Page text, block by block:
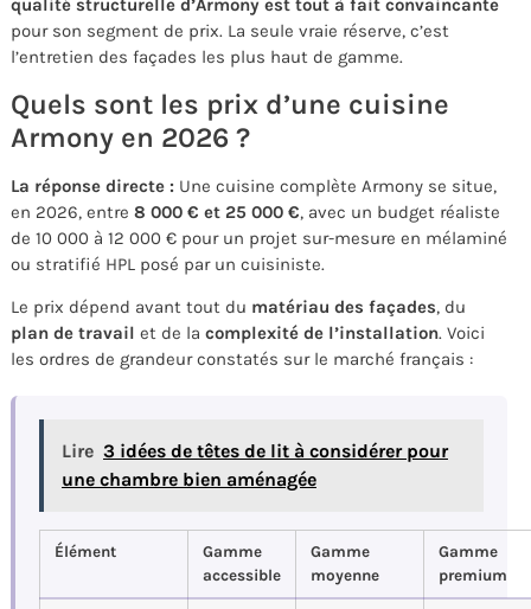
qualité structurelle d’Armony est tout à fait convaincante
pour son segment de prix. La seule vraie réserve, c’est
l’entretien des façades les plus haut de gamme.
Quels sont les prix d’une cuisine
Armony en 2026 ?
La réponse directe : Une cuisine complète Armony se situe,
en 2026, entre 8 000 € et 25 000 €, avec un budget réaliste
de 10 000 à 12 000 € pour un projet sur-mesure en mélaminé
ou stratifié HPL posé par un cuisiniste.
Le prix dépend avant tout du matériau des façades, du
plan de travail et de la complexité de l’installation. Voici
les ordres de grandeur constatés sur le marché français :
Lire 3 idées de têtes de lit à considérer pour
une chambre bien aménagée
Élément
Gamme
accessible
Gamme
moyenne
Gamme
premium